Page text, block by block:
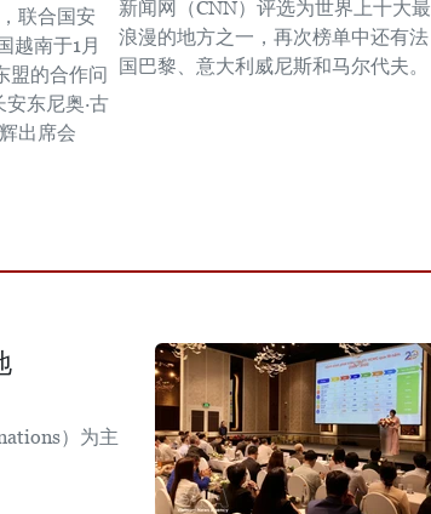
联合国安
越南于1月
盟的合作问
东尼奥·古
出席会
新闻网（CNN）评选为世界上十大最
浪漫的地方之一，再次榜单中还有法
国巴黎、意大利威尼斯和马尔代夫。
）为主